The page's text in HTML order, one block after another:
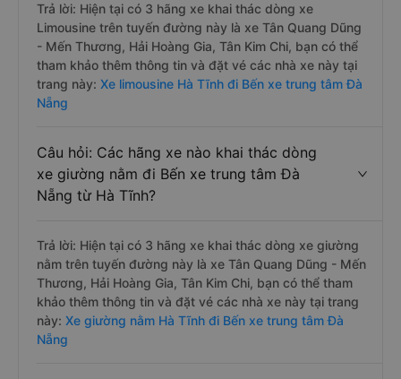
Trả lời: Hiện tại có 3 hãng xe khai thác dòng xe
Limousine trên tuyến đường này là xe Tân Quang Dũng
- Mến Thương, Hải Hoàng Gia, Tân Kim Chi, bạn có thể
tham khảo thêm thông tin và đặt vé các nhà xe này tại
trang này: Xe limousine Hà Tĩnh đi Bến xe trung tâm Đà
Nẵng
Câu hỏi: Các hãng xe nào khai thác dòng
xe giường nằm đi Bến xe trung tâm Đà
Nẵng từ Hà Tĩnh?
Trả lời: Hiện tại có 3 hãng xe khai thác dòng xe giường
nằm trên tuyến đường này là xe Tân Quang Dũng - Mến
Thương, Hải Hoàng Gia, Tân Kim Chi, bạn có thể tham
khảo thêm thông tin và đặt vé các nhà xe này tại trang
này: Xe giường nằm Hà Tĩnh đi Bến xe trung tâm Đà
Nẵng